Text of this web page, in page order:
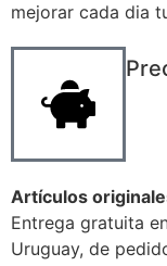
mejorar cada dia
Artículos
Entrega gratuita
Uruguay, de